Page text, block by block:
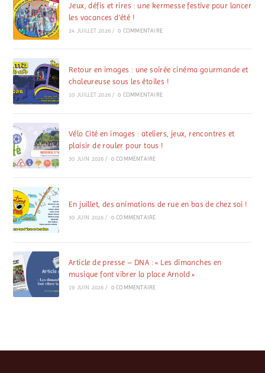
Jeux, défis et rires : une kermesse festive pour lancer
les vacances d’été !
24 JUILLET 2026 / 0 COMMENTAIRE
Retour en images : une soirée cinéma gourmande et
chaleureuse sous les étoiles !
10 JUILLET 2026 / 0 COMMENTAIRE
Vélo Cité en images : ateliers, jeux, rencontres et
plaisir de rouler pour tous !
30 JUIN 2026 / 0 COMMENTAIRE
En juillet, des animations de rue en bas de chez soi !
30 JUIN 2026 / 0 COMMENTAIRE
Article de presse – DNA : « Les dimanches en
musique font vibrer la place Arnold »
19 JUIN 2026 / 0 COMMENTAIRE